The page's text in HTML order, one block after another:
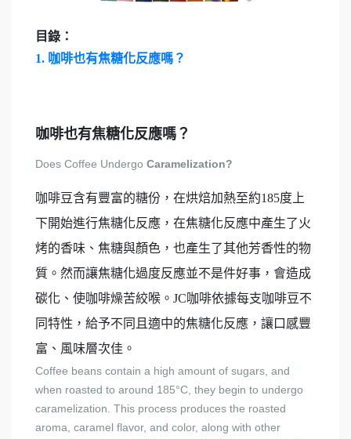
目錄：
1. 咖啡也有焦糖化反應嗎？
咖啡也有焦糖化反應嗎？
Does Coffee Undergo Caramelization?
咖啡豆含有豐富的糖份，在烘焙加熱至約185度上
下開始進行焦糖化反應，在焦糖化反應中產生了火
烤的香味、焦糖與顏色，也產生了其他芳香性的物
質。然而讓焦糖化過度反應並不是件好事，會造成
碳化、使咖啡燥苦絞喉。JC咖啡依據每支咖啡豆不
同特性，給予不同且適中的焦糖化反應，讓口感豐
富、風味層次佳。
Coffee beans contain a high amount of sugars, and
when roasted to around 185°C, they begin to undergo
caramelization. This process produces the roasted
aroma, caramel flavor, and color, along with other